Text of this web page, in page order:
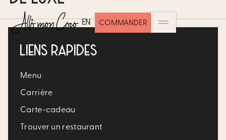
EN COMMANDER
LIENS RAPIDES
Menu
Carrière​
Carte-cadeau
Trouver un restaurant​